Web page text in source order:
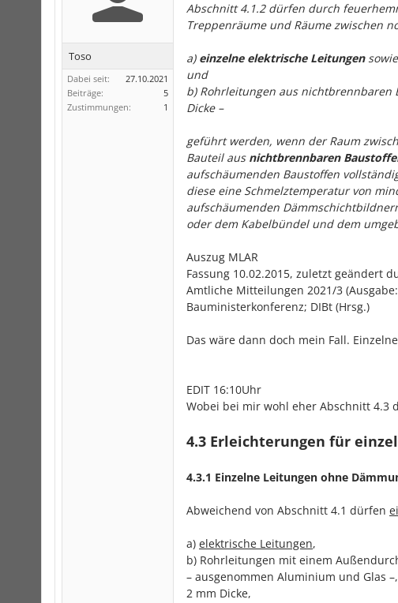
Toso
Dabei seit:
27.10.2021
Beiträge:
5
Zustimmungen:
1
Abschnitt 4.1.2 dürfen durch
Treppenräume und Räume zwischen
a) einzelne elektrische Leitungen
und
b) Rohrleitungen aus nichtbrennbaren
Dicke –
geführt werden, wenn der Raum
Bauteil aus nichtbrennbaren
aufschäumenden Baustoffen
diese eine Schmelztemperatur von
aufschäumenden
oder dem Kabelbündel und dem
Auszug MLAR
Fassung 10.02.2015, zuletzt geändert
Amtliche Mitteilungen 2021/3
Bauministerkonferenz; DIBt (Hrsg.)
Das wäre dann doch mein Fall.
EDIT 16:10Uhr
Wobei bei mir wohl eher Abschnitt 4.3
4.3 Erleichterungen für
4.3.1 Einzelne Leitungen ohne
Abweichend von Abschnitt 4.1 dürfen
a) elektrische Leitungen,
b) Rohrleitungen mit einem
– ausgenommen Aluminium und Glas
2 mm Dicke,